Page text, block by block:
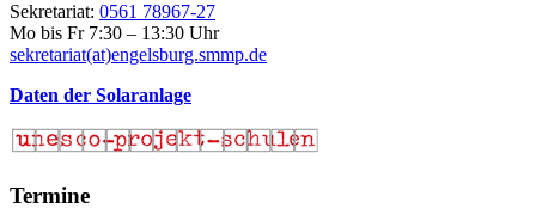
Sekretariat: 0561 78967-27
Mo bis Fr 7:30 – 13:30 Uhr
sekretariat(at)engelsburg.smmp.de
Daten der Solaranlage
Termine